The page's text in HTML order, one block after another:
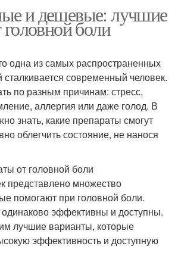
и дешевые: лучшие
головной боли
одна из самых распространенных
сталкивается современный человек.
по разным причинам: стресс,
аллергия или даже голод. В
знать, какие препараты смогут
облегчить состояние, не нанося
от головной боли
представлено множество
помогают при головной боли.
эффективны и доступны.
лучшие варианты, которые
эффективность и доступную